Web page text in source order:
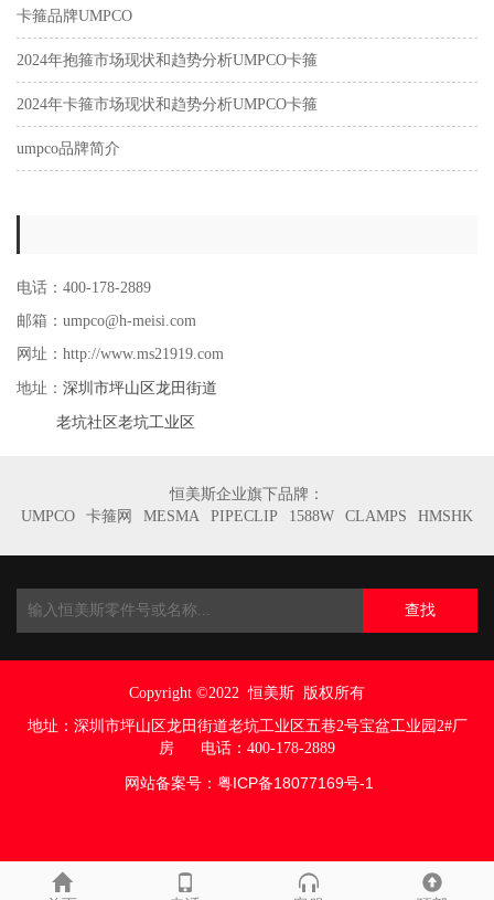
卡箍品牌UMPCO
2024年抱箍市场现状和趋势分析UMPCO卡箍
2024年卡箍市场现状和趋势分析UMPCO卡箍
umpco品牌简介
电话：400-178-2889
邮箱：umpco@h-meisi.com
网址：http://www.ms21919.com
地址： 深圳市坪山区龙田街道
老坑社区老坑工业区
恒美斯企业旗下品牌：
UMPCO
卡箍网 MESMA PIPECLIP 1588W CLAMPS HMSHK
查找
Copyright ©2022 恒美斯 版权所有
地址： 深圳市坪山区龙田街道老坑工业区五巷2号宝盆工业园2#厂
房 电话：400-178-2889
网站备案号： 粤ICP备18077169号-1